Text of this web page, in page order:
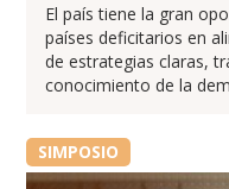
El país tiene la gran
países deficitarios en
de estrategias claras,
conocimiento de la
SIMPOSIO